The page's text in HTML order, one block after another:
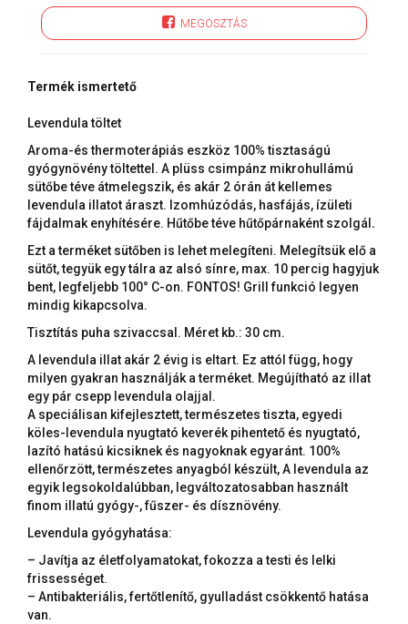
MEGOSZTÁS
Termék ismertető
Levendula töltet
Aroma-és thermoterápiás eszköz 100% tisztaságú
gyógynövény töltettel. A plüss csimpánz mikrohullámú
sütőbe téve átmelegszik, és akár 2 órán át kellemes
levendula illatot áraszt. Izomhúzódás, hasfájás, ízületi
fájdalmak enyhítésére. Hűtőbe téve hűtőpárnaként szolgál .
Ezt a terméket sütőben is lehet melegíteni. Melegítsük elő a
sütőt, tegyük egy tálra az alsó sínre, max. 10 percig hagyjuk
bent, legfeljebb 100° C-on. FONTOS! Grill funkció legyen
mindig kikapcsolva.
Tisztítás puha szivaccsal. Méret kb.: 30 cm.
A levendula illat akár 2 évig is eltart. Ez attól függ, hogy
milyen gyakran használják a terméket. Megújítható az illat
egy pár csepp levendula olajjal.
A speciálisan kifejlesztett, természetes tiszta, egyedi
köles-levendula nyugtató keverék pihentető és nyugtató,
lazító hatású kicsiknek és nagyoknak egyaránt. 100%
ellenőrzött, természetes anyagból készült, A levendula az
egyik legsokoldalúbban, legváltozatosabban használt
finom illatú gyógy-, fűszer- és dísznövény.
Levendula gyógyhatása:
– Javítja az életfolyamatokat, fokozza a testi és lelki
frissességet.
– Antibakteriális, fertőtlenítő, gyulladást csökkentő hatása
van.